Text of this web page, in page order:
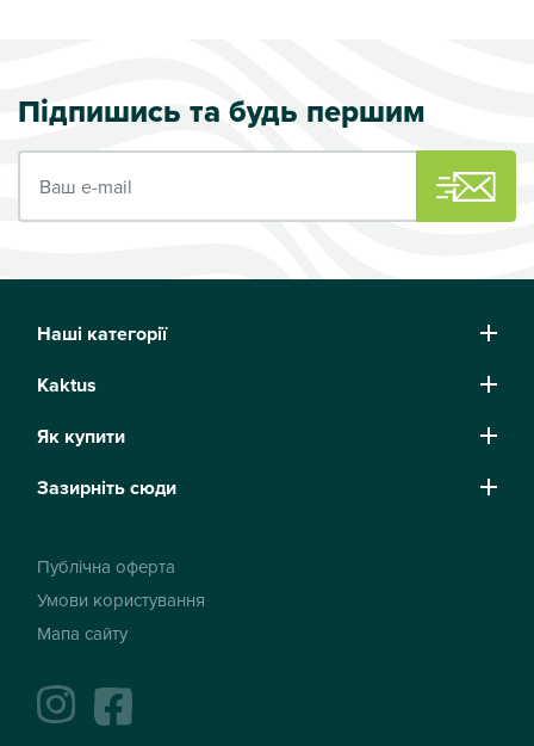
Підпишись та будь першим
Наші категорії
Kaktus
Як купити
Зазирніть сюди
Публічна оферта
Умови користування
Мапа сайту
instagramfacebook